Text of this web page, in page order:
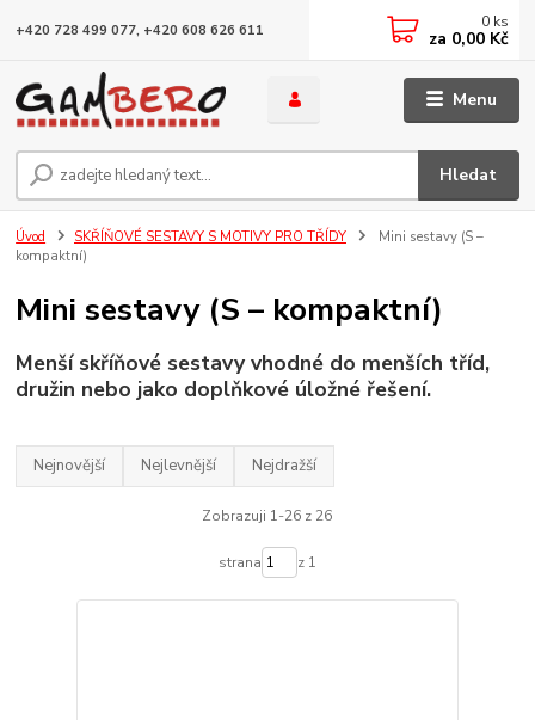
Menu
Hledat
+420 728 499 077, +420 608 626 611 0 ks
za 0,00 Kč
Úvod SKŘÍŇOVÉ SESTAVY S MOTIVY PRO TŘÍDY
Mini sestavy (S –
kompaktní)
Mini sestavy (S – kompaktní)
Menší skříňové sestavy vhodné do menších tříd,
družin nebo jako doplňkové úložné řešení.
Nejnovější Nejlevnější Nejdražší
Zobrazuji 1-26 z 26
strana z 1